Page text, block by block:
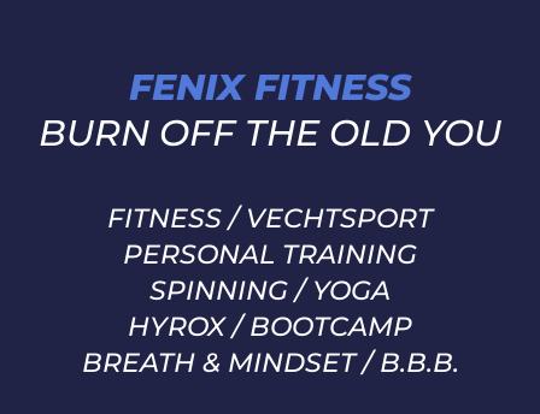
FENIX FITNESS
BURN OFF THE OLD YOU
FITNESS / VECHTSPORT
PERSONAL TRAINING
SPINNING / YOGA
HYROX / BOOTCAMP
BREATH & MINDSET / B.B.B.